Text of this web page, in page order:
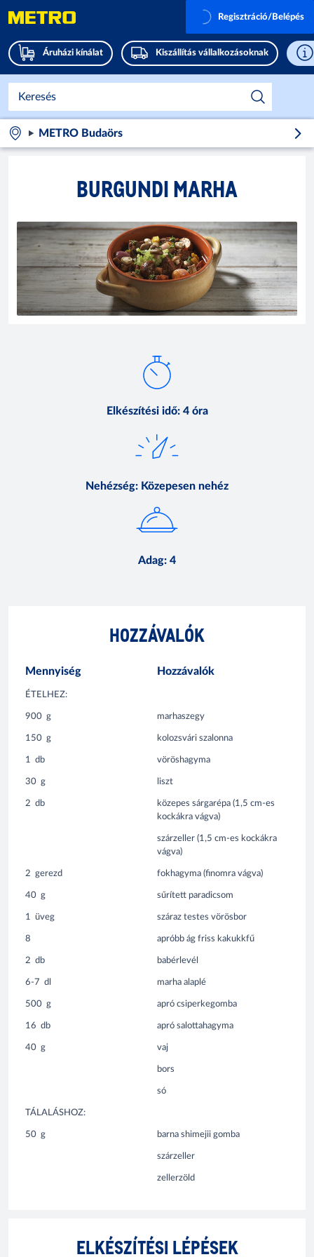
Áruházi kínálat Kiszállítás vállalkozásoknak
Regisztráció/Belépés
METRO Budaörs
BURGUNDI MARHA
Elkészítési idő: 4 óra
Nehézség: Közepesen nehéz
Adag: 4
HOZZÁVALÓK
Mennyiség Hozzávalók
ÉTELHEZ:
900 g marhaszegy
150 g kolozsvári szalonna
1 db vöröshagyma
30 g liszt
2 db
közepes sárgarépa (1,5 cm-es
kockákra vágva)
szárzeller (1,5 cm-es kockákra
vágva)
2 gerezd fokhagyma (finomra vágva)
40 g sűrített paradicsom
1 üveg száraz testes vörösbor
8 apróbb ág friss kakukkfű
2 db babérlevél
6-7 dl marha alaplé
500 g apró csiperkegomba
16 db apró salottahagyma
40 g vaj
bors
só
TÁLALÁSHOZ:
50 g barna shimejii gomba
szárzeller
zellerzöld
ELKÉSZÍTÉSI LÉPÉSEK